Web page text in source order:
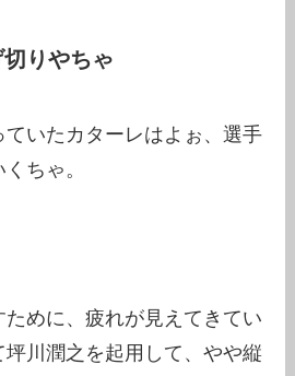
りやちゃ
いたカターレはよぉ、選手
ちゃ。
めに、疲れが見えてきてい
川潤之を起用して、やや縦